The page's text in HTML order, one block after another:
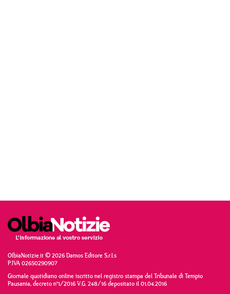
OlbiaNotizie.it © 2026 Damos Editore S.r.l.s
P.IVA 02650290907
Giornale quotidiano online iscritto nel registro stampa del Tribunale di Tempio
Pausania, decreto n°1/2016 V.G. 248/16 depositato il 01.04.2016